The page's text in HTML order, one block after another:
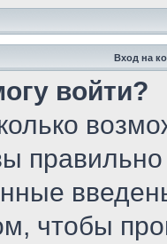
Вход на
войти?
чтобы